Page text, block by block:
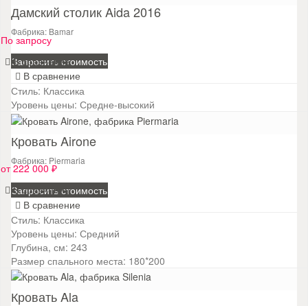
По запросу
В сравнение
Дамский столик Aida 2016
Фабрика: Bamar
Запросить стоимость
В сравнение
Стиль: Классика
Уровень цены: Средне-высокий
от 222 000 ₽
В сравнение
Кровать Airone
Фабрика: Piermaria
Запросить стоимость
В сравнение
Стиль: Классика
Уровень цены: Средний
Глубина, см: 243
Размер спального места: 180*200
Кровать Ala